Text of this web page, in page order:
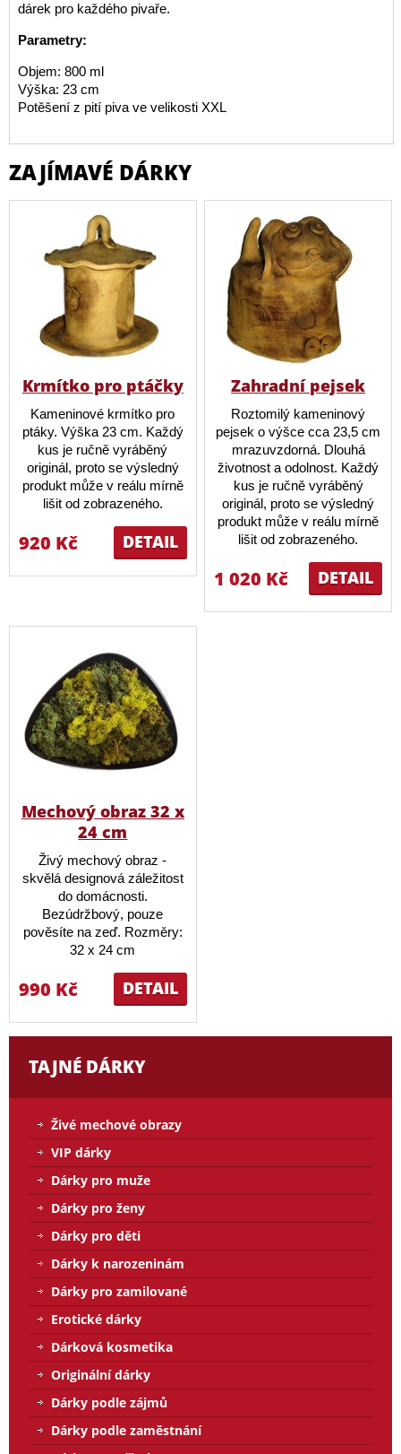
dárek pro každého pivaře.
Parametry:
Objem: 800 ml
Výška: 23 cm
Potěšení z pití piva ve velikosti XXL
ZAJÍMAVÉ DÁRKY
Krmítko pro ptáčky
Kameninové krmítko pro
ptáky. Výška 23 cm. Každý
kus je ručně vyráběný
originál, proto se výsledný
produkt může v reálu mírně
lišit od zobrazeného.
DETAIL
920 Kč
Zahradní pejsek
Roztomilý kameninový
pejsek o výšce cca 23,5 cm
mrazuvzdorná. Dlouhá
životnost a odolnost. Každý
kus je ručně vyráběný
originál, proto se výsledný
produkt může v reálu mírně
lišit od zobrazeného.
DETAIL
1 020 Kč
Mechový obraz 32 x
24 cm
Živý mechový obraz -
skvělá designová záležitost
do domácnosti.
Bezúdržbový, pouze
pověsíte na zeď. Rozměry:
32 x 24 cm
DETAIL
990 Kč
TAJNÉ DÁRKY
Živé mechové obrazy
VIP dárky
Dárky pro muže
Dárky pro ženy
Dárky pro děti
Dárky k narozeninám
Dárky pro zamilované
Erotické dárky
Dárková kosmetika
Originální dárky
Dárky podle zájmů
Dárky podle zaměstnání